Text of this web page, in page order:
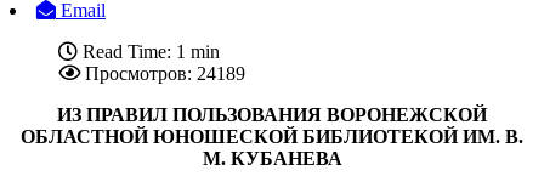
Email
Read Time: 1 min
Просмотров: 24189
ИЗ ПРАВИЛ ПОЛЬЗОВАНИЯ ВОРОНЕЖСКОЙ
ОБЛАСТНОЙ ЮНОШЕСКОЙ БИБЛИОТЕКОЙ ИМ. В.
М. КУБАНЕВА